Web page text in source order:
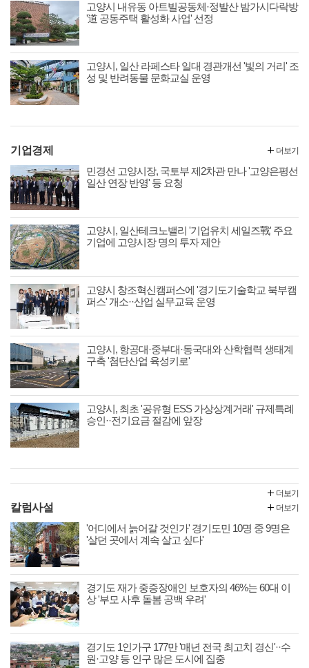
고양시 내유동 아트빌공동체·정발산 밤가시다락방
'道 공동주택 활성화 사업' 선정
고양시, 일산 라페스타 일대 경관개선 '빛의 거리' 조
성 및 반려동물 문화교실 운영
기업경제
민경선 고양시장, 국토부 제2차관 만나 '고양은평선
일산 연장 반영' 등 요청
고양시, 일산테크노밸리 '기업유치 세일즈戰' 주요
기업에 고양시장 명의 투자 제안
고양시 창조혁신캠퍼스에 '경기도기술학교 북부캠
퍼스' 개소··산업 실무교육 운영
고양시, 항공대·중부대·동국대와 산학협력 생태계
구축 '첨단산업 육성키로'
고양시, 최초 '공유형 ESS 가상상계거래' 규제특례
승인··전기요금 절감에 앞장
더보기
더보기
칼럼사설
'어디에서 늙어갈 것인가' 경기도민 10명 중 9명은
'살던 곳에서 계속 살고 싶다'
경기도 재가 중증장애인 보호자의 46%는 60대 이
상 '부모 사후 돌봄 공백 우려'
경기도 1인가구 177만 '매년 전국 최고치 경신'··수
원·고양 등 인구 많은 도시에 집중
더보기